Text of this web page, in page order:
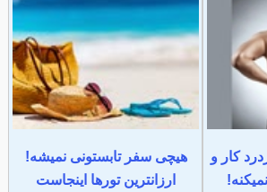
کار و
هیچی سفر تابستونی نمیشه!
ارزانترین تورها اینجاست